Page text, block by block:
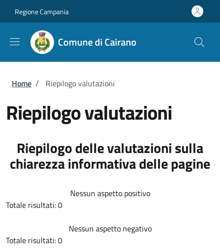
Regione Campania
Comune di Cairano
Briciole di pane
Home / Riepilogo valutazioni
Riepilogo valutazioni
Riepilogo delle valutazioni sulla
chiarezza informativa delle pagine
Nessun aspetto positivo
Totale risultati: 0
Nessun aspetto negativo
Totale risultati: 0